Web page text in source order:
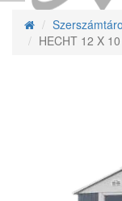
HECHT 12 X